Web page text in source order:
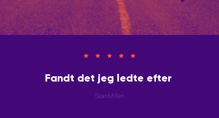
Fandt det jeg ledte efter
SeanMilleri